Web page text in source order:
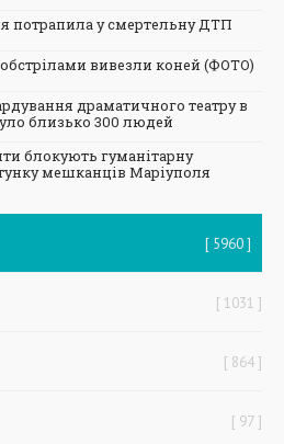
потрапила у смертельну ДТП
вивезли коней (ФОТО)
драматичного театру в
близько 300 людей
блокують гуманітарну
мешканців Маріуполя
5960
1031
864
97